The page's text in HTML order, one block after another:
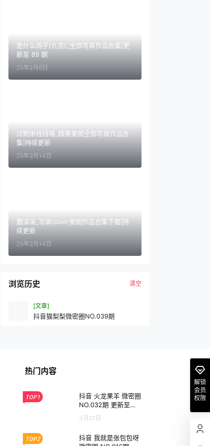
是什么鸽子(九言)_全部写真作品合集|更
新至 89 期
25年2月6日
过期米线线喵_精美美图全部写真作品合
集|持续更新
25年2月14日
蠢沫沫_写真coser美图作品合集下载|持
续更新
25年2月14日
浏览历史 清空
[文章]
抖音猫梨梨微密圈NO.039期
解锁
会员
权限
热门内容
TOP1
抖音 火龙果羊 微密圈
NO.032期 更新至：2
025.1.23
3月21日
TOP2
抖音 我就是张包包呀